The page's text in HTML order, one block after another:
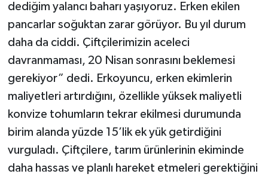
dediğim yalancı baharı yaşıyoruz. Erken ekilen
pancarlar soğuktan zarar görüyor. Bu yıl durum
daha da ciddi. Çiftçilerimizin aceleci
davranmaması, 20 Nisan sonrasını beklemesi
gerekiyor” dedi. Erkoyuncu, erken ekimlerin
maliyetleri artırdığını, özellikle yüksek maliyetli
konvize tohumların tekrar ekilmesi durumunda
birim alanda yüzde 15’lik ek yük getirdiğini
vurguladı. Çiftçilere, tarım ürünlerinin ekiminde
daha hassas ve planlı hareket etmeleri gerektiğini